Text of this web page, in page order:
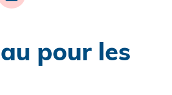
pour les